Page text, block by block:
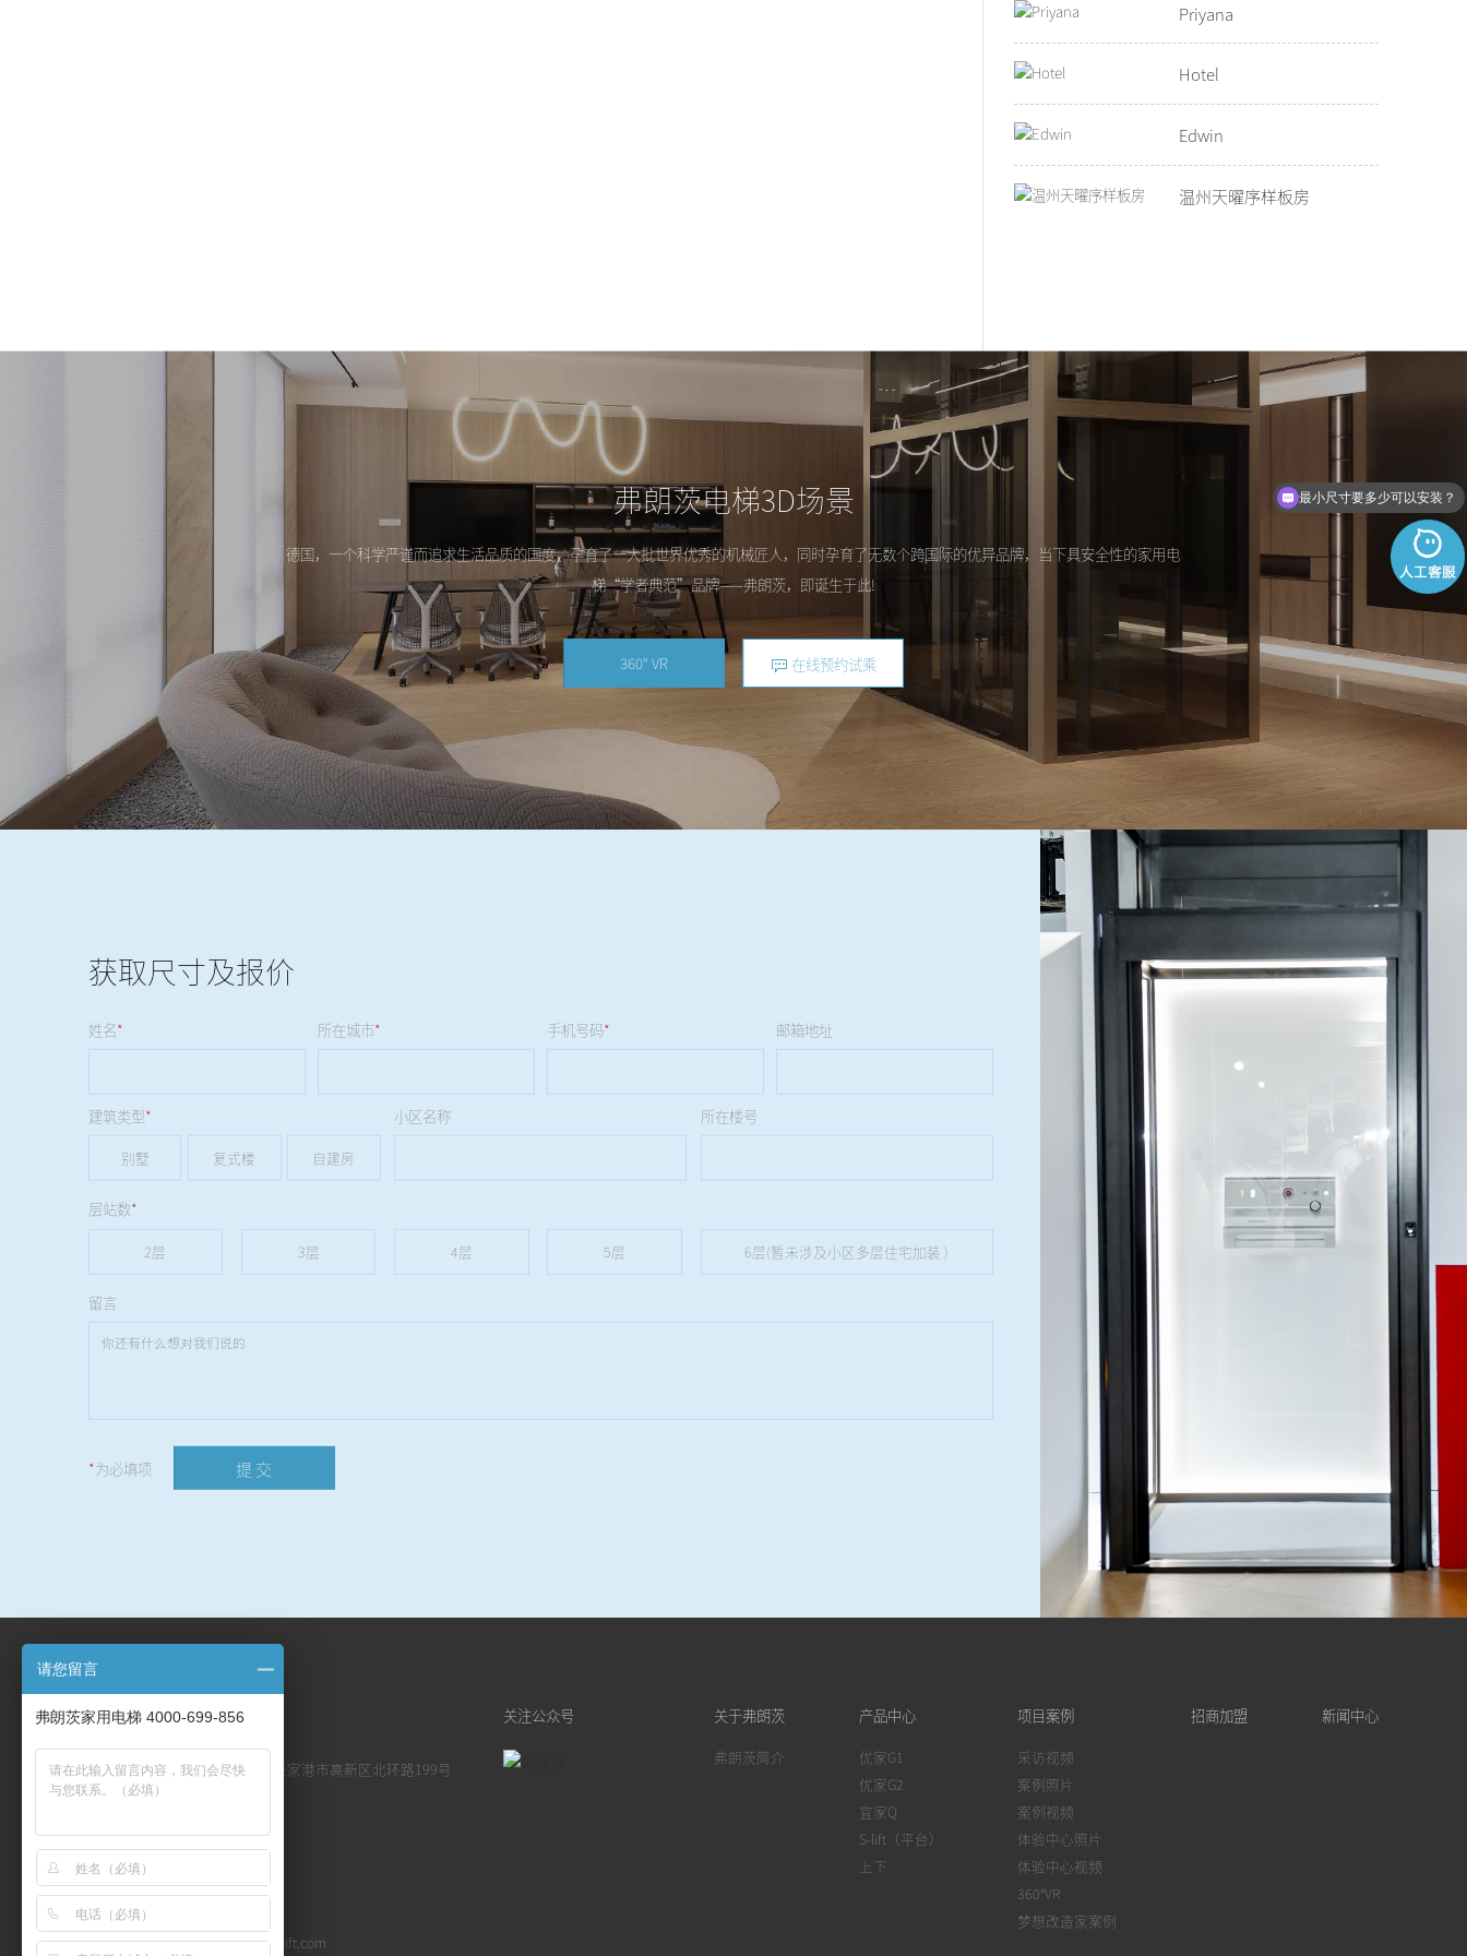
Priyana
Hotel
Edwin
温州天曜序样板房
弗朗茨电梯3D场景
德国，一个科学严谨而追求生活品质的国度，孕育了一大批世界优秀的机械匠人，同时孕育了无数个跨国际的优异品牌，当下具安全性的家用电
梯“学者典范”品牌——弗朗茨，即诞生于此!
360° VR 在线预约试乘
获取尺寸及报价
姓名* 所在城市* 手机号码* 邮箱地址
建筑类型*
别墅 复式楼 自建房
小区名称 所在楼号
层站数*
2层 3层 4层 5层 6层(暂未涉及小区多层住宅加装 )
留言
*为必填项 提 交
联系我们
地址：江苏省苏州市张家港市高新区北环路199号
传真：0512-55600218
邮箱：cuigj012@franzlift.com
关注公众号 关于弗朗茨
弗朗茨简介
产品中心
优家G1
优家G2
宜家Q
S-lift（平台）
上下
项目案例
采访视频
案例照片
案例视频
体验中心照片
体验中心视频
360°VR
梦想改造家案例
招商加盟 新闻中心
最小尺寸要多少可以安装？
可以上门测量现场吗？
请您留言
弗朗茨家用电梯 4000-699-856